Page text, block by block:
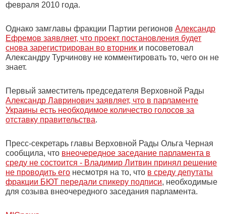
февраля 2010 года.
Однако замглавы фракции Партии регионовАлександр
Ефремов заявляет, что проект постановления будет
снова зарегистрирован во вторник и посоветовал
Александру Турчинову не комментировать то, чего он не
знает.
Первый заместитель председателя Верховной Рады
Александр Лавринович заявляет, что в парламенте
Украины есть необходимое количество голосов за
отставку правительства.
Пресс-секретарь главы Верховной Рады Ольга Черная
сообщила, что внеочередное заседание парламента в
среду не состоится - Владимир Литвин принял решение
не проводить его несмотря на то, что в среду депутаты
фракции БЮТ передали спикеру подписи, необходимые
для созыва внеочередного заседания парламента.